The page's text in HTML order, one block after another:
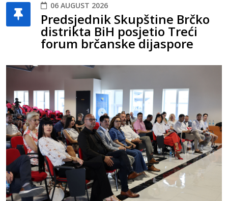
06 AUGUST 2026
Predsjednik Skupštine Brčko
distrikta BiH posjetio Treći
forum brčanske dijaspore